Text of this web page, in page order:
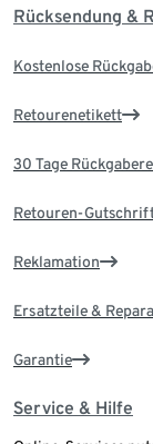
Rücksendung &
Kostenlose
Retourenetikett
30 Tage
Retouren-
Reklamation
Ersatzteile &
Garantie
Service & Hilfe